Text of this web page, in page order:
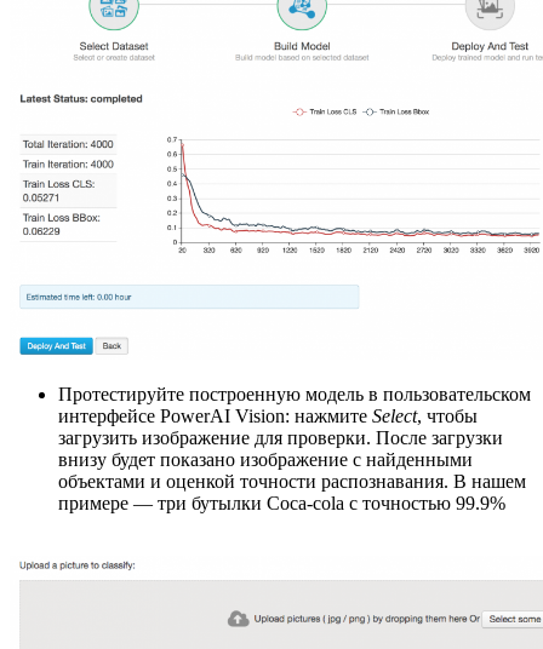
Протестируйте построенную модель в пользовательском
интерфейсе PowerAI Vision: нажмите Select, чтобы
загрузить изображение для проверки. После загрузки
внизу будет показано изображение с найденными
объектами и оценкой точности распознавания. В нашем
примере — три бутылки Coca-cola с точностью 99.9%